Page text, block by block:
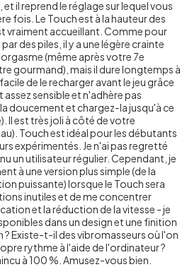
il reprend le réglage sur lequel vous
fois. Le Touch est à la hauteur des
vraiment accueillant. Comme pour
des piles, il y a une légère crainte
(même après votre 7e
gourmand), mais il dure longtemps à
de le recharger avant le jeu grâce
assez sensible et n'adhère pas
doucement et chargez-la jusqu'à ce
Il est très joli à côté de votre
Touch est idéal pour les débutants
expérimentés. Je n'ai pas regretté
un utilisateur régulier. Cependant, je
à une version plus simple (de la
puissante) lorsque le Touch sera
inutiles et de me concentrer
et la réduction de la vitesse - je
dans un design et une finition
? Existe-t-il des vibromasseurs où l'on
rythme à l'aide de l'ordinateur ?
à 100 %. Amusez-vous bien.